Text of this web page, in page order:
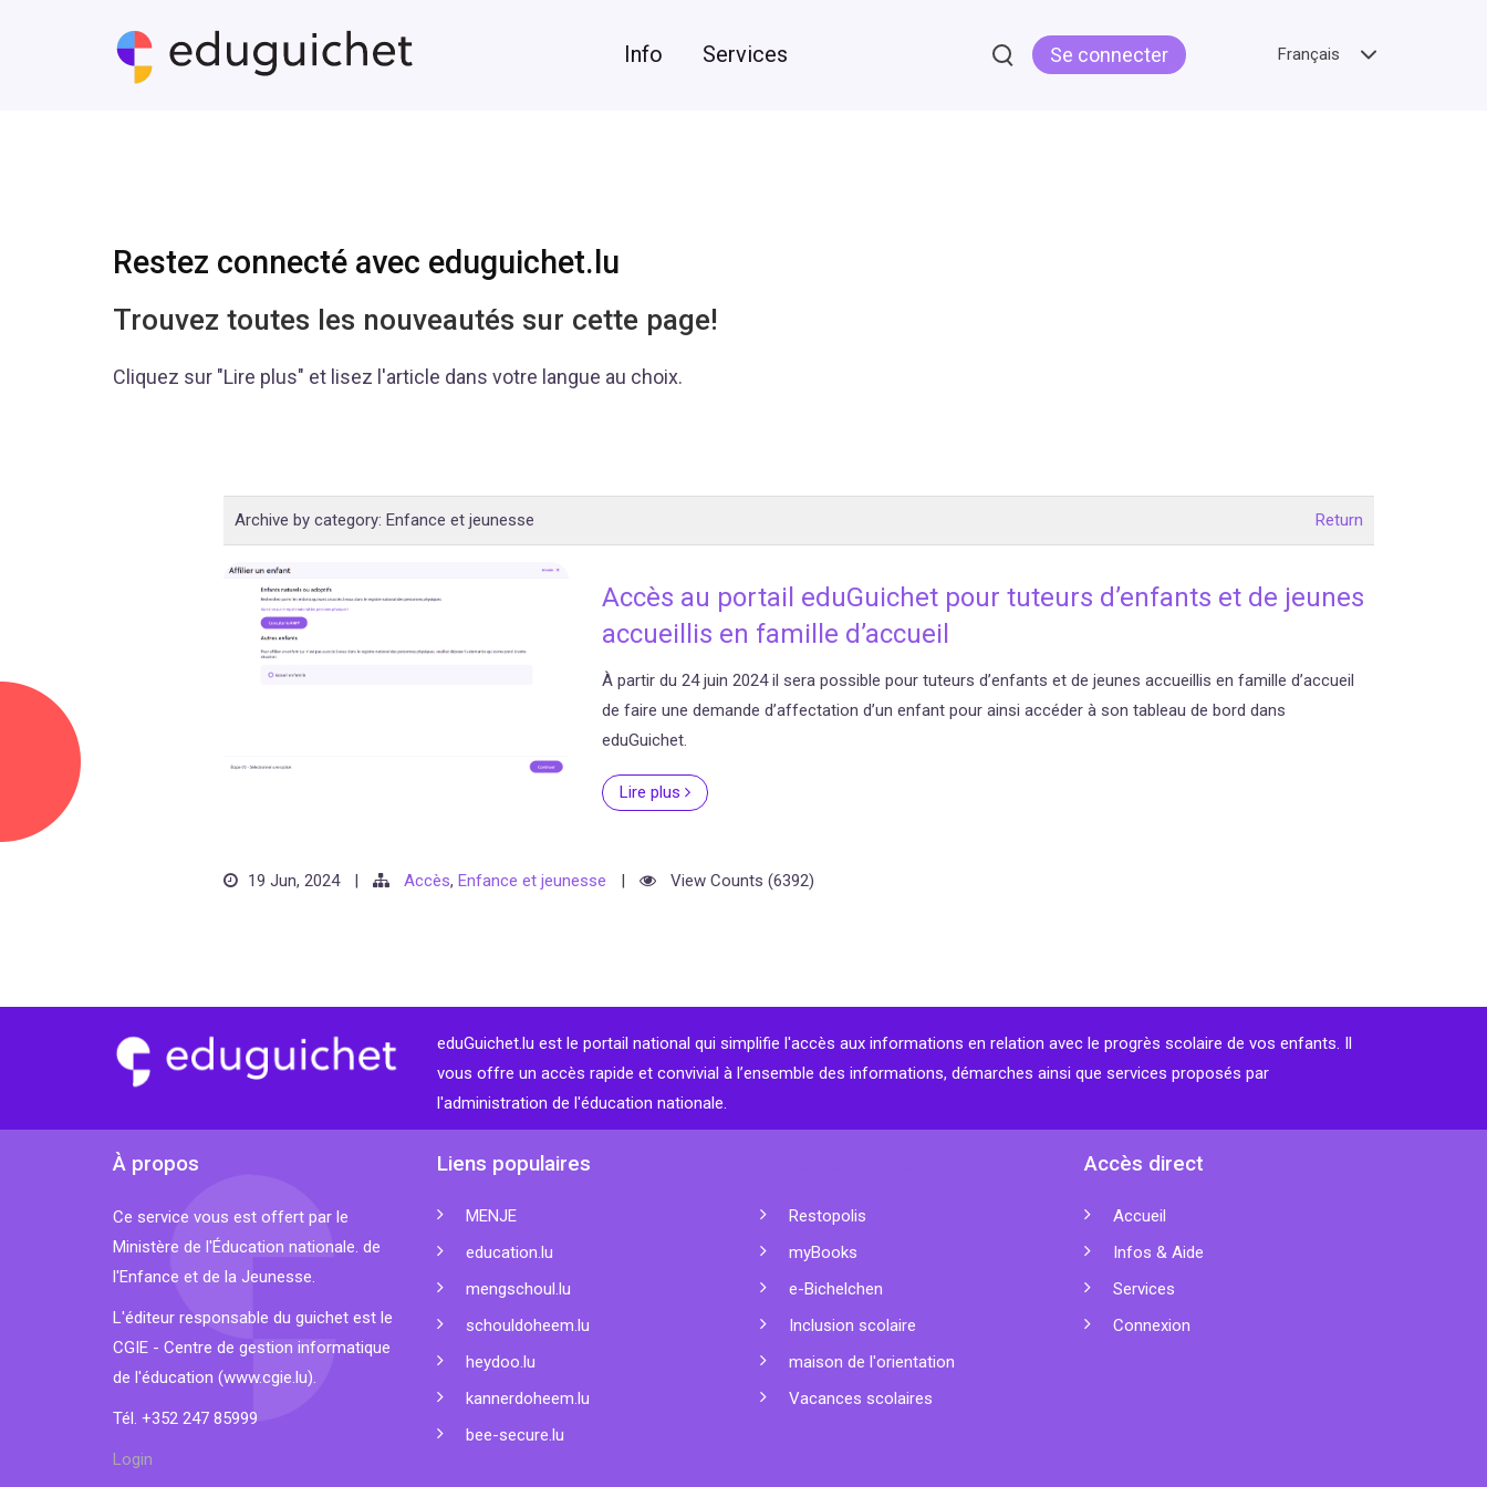
Info Services Se connecter Français
Restez connecté avec eduguichet.lu
Trouvez toutes les nouveautés sur cette page!
Cliquez sur "Lire plus" et lisez l'article dans votre langue au choix.
Archive by category: Enfance et jeunesse Return
Accès au portail eduGuichet pour tuteurs d’enfants et de jeunes
accueillis en famille d’accueil
À partir du 24 juin 2024 il sera possible pour tuteurs d’enfants et de jeunes accueillis en famille d’accueil
de faire une demande d’affectation d’un enfant pour ainsi accéder à son tableau de bord dans
eduGuichet.
Lire plus
19 Jun, 2024 | Accès, Enfance et jeunesse | View Counts (6392)
eduGuichet.lu est le portail national qui simplifie l'accès aux informations en relation avec le progrès scolaire de vos enfants. Il
vous offre un accès rapide et convivial à l’ensemble des informations, démarches ainsi que services proposés par
l'administration de l'éducation nationale.
À propos
Ce service vous est offert par le
Ministère de l'Éducation nationale. de
l'Enfance et de la Jeunesse.
L'éditeur responsable du guichet est le
CGIE - Centre de gestion informatique
de l'éducation (www.cgie.lu).
Tél. +352 247 85999
Login
Liens populaires
MENJE
education.lu
mengschoul.lu
schouldoheem.lu
heydoo.lu
kannerdoheem.lu
bee-secure.lu
Restopolis
myBooks
e-Bichelchen
Inclusion scolaire
maison de l'orientation
Vacances scolaires
Accès direct
Accueil
Infos & Aide
Services
Connexion